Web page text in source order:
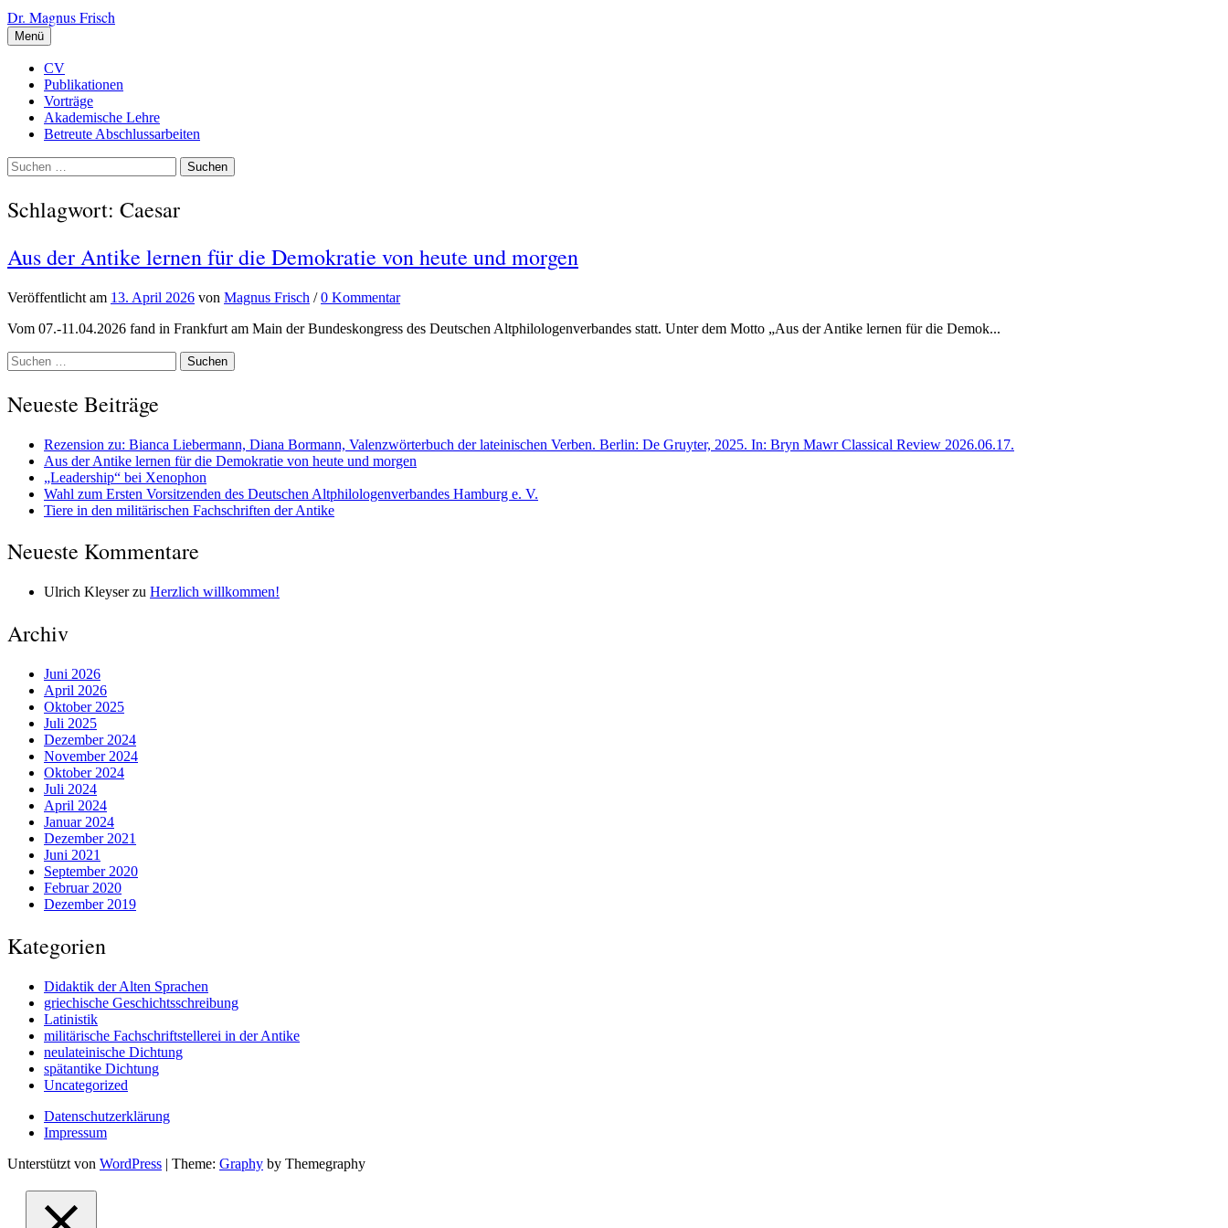
Zum
Inhalt
überspringen
Dr. Magnus Frisch
Menü
CV
Publikationen
Vorträge
Akademische Lehre
Betreute Abschlussarbeiten
Suchen
nach:
Schlagwort: Caesar
Aus der Antike lernen für die Demokratie von heute und morgen
Veröffentlicht am 13. April 2026 von Magnus Frisch /0 Kommentar
Vom 07.-11.04.2026 fand in Frankfurt am Main der Bundeskongress des Deutschen Altphilologenverbandes statt. Unter dem Motto „Aus der Antike lernen für die Demok...
Suchen
nach:
Neueste Beiträge
Rezension zu: Bianca Liebermann, Diana Bormann, Valenzwörterbuch der lateinischen Verben. Berlin: De Gruyter, 2025. In: Bryn Mawr Classical Review 2026.06.17.
Aus der Antike lernen für die Demokratie von heute und morgen
„Leadership“ bei Xenophon
Wahl zum Ersten Vorsitzenden des Deutschen Altphilologenverbandes Hamburg e. V.
Tiere in den militärischen Fachschriften der Antike
Neueste Kommentare
Ulrich Kleyserzu Herzlich willkommen!
Archiv
Juni 2026
April 2026
Oktober 2025
Juli 2025
Dezember 2024
November 2024
Oktober 2024
Juli 2024
April 2024
Januar 2024
Dezember 2021
Juni 2021
September 2020
Februar 2020
Dezember 2019
Kategorien
Didaktik der Alten Sprachen
griechische Geschichtsschreibung
Latinistik
militärische Fachschriftstellerei in der Antike
neulateinische Dichtung
spätantike Dichtung
Uncategorized
Datenschutzerklärung
Impressum
Unterstützt von WordPress | Theme: Graphy by Themegraphy